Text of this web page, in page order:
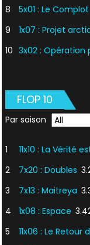
8
5x01 : Le Complot
9
1x07 : Projet
10 3x02 : Opération
FLOP 10
Par saison
1 11x10 : La Vérité
2
7x20 : Doubles
3
7x13 : Maitreya
4
1x08 : Espace
5
11x06 : Le Retour